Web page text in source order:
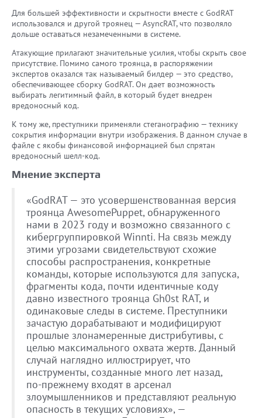
Для большей эффективности и скрытности вместе с GodRAT
использовался и другой троянец — AsyncRAT, что позволяло
дольше оставаться незамеченными в системе.
Атакующие прилагают значительные усилия, чтобы скрыть свое
присутствие. Помимо самого троянца, в распоряжении
экспертов оказался так называемый билдер — это средство,
обеспечивающее сборку GodRAT. Он дает возможность
выбирать легитимный файл, в который будет внедрен
вредоносный код.
К тому же, преступники применяли стеганографию — технику
сокрытия информации внутри изображения. В данном случае в
файле с якобы финансовой информацией был спрятан
вредоносный шелл-код.
Мнение эксперта
«GodRAT — это усовершенствованная версия
троянца AwesomePuppet, обнаруженного
нами в 2023 году и возможно связанного с
кибергруппировкой Winnti. На связь между
этими угрозами свидетельствуют схожие
способы распространения, конкретные
команды, которые используются для запуска,
фрагменты кода, почти идентичные коду
давно известного троянца Gh0st RAT, и
одинаковые следы в системе. Преступники
зачастую дорабатывают и модифицируют
прошлые злонамеренные дистрибутивы, с
целью максимального охвата жертв. Данный
случай наглядно иллюстрирует, что
инструменты, созданные много лет назад,
по-прежнему входят в арсенал
злоумышленников и представляют реальную
опасность в текущих условиях», —